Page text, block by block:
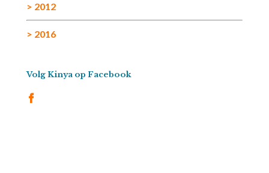
> 2012
> 2016
Volg Kinya op Facebook